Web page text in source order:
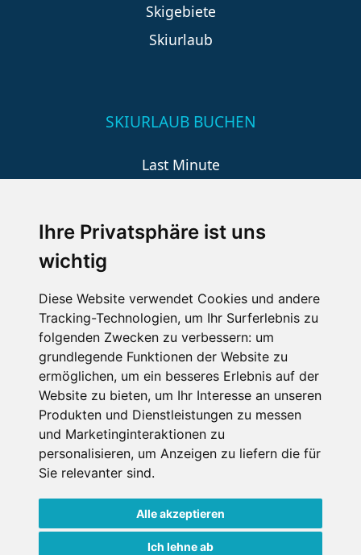
Ihre Privatsphäre ist uns
wichtig
Diese Website verwendet Cookies und andere
Tracking-Technologien, um Ihr Surferlebnis zu
folgenden Zwecken zu verbessern: um
grundlegende Funktionen der Website zu
ermöglichen, um ein besseres Erlebnis auf der
Website zu bieten, um Ihr Interesse an unseren
Produkten und Dienstleistungen zu messen
und Marketinginteraktionen zu
personalisieren, um Anzeigen zu liefern die für
Sie relevanter sind.
Alle akzeptieren
Ich lehne ab
Skigebiete
Skiurlaub
SKIURLAUB BUCHEN
Last Minute
Wellness
SCHNEEHÖHEN SKI APP
Die Schneehoehen Ski APP für iOS und Android - Ein
Muss für alle Wintersportler und Schneefreaks!
Impressum
Datenschutz
Nutzungsbedingungen
Kontakt